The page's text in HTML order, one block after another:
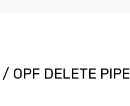
OPF DELETE PIPE